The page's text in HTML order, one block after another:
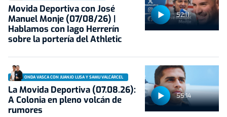
52:11
Movida Deportiva con José
Manuel Monje (07/08/26) |
Hablamos con Iago Herrerín
sobre la portería del Athletic
55:14
ONDA VASCA CON JUANJO LUSA Y SAMU VALCÁRCEL
La Movida Deportiva (07.08.26):
A Colonia en pleno volcán de
rumores